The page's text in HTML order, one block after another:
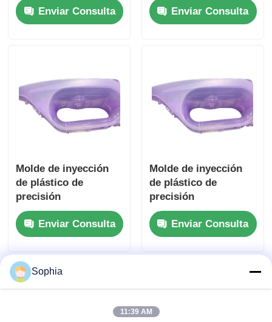
piezas de inyección
de plástico con larga
Enviar Consulta
electrodomésticos
con larga vida útil
Enviar Consulta
Molde de inyección
de plástico de
precisión
personalizado para
electrodomésticos
con larga vida útil
Enviar Consulta
Molde de inyección
de plástico de
precisión
personalizado para
electrodomésticos
con larga vida útil
Enviar Consulta
Sophia
11:39 AM